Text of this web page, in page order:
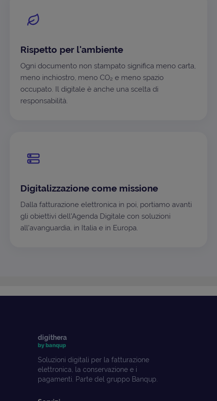
Rispetto per l'ambiente
Ogni documento non stampato significa meno carta,
meno inchiostro, meno CO₂ e meno spazio
occupato. Il digitale è anche una scelta di
responsabilità.
Digitalizzazione come missione
Dalla fatturazione elettronica in poi, portiamo avanti
gli obiettivi dell'Agenda Digitale con soluzioni
all'avanguardia, in Italia e in Europa.
digithera
by banqup
Soluzioni digitali per la fatturazione
elettronica, la conservazione e i
pagamenti. Parte del gruppo Banqup.